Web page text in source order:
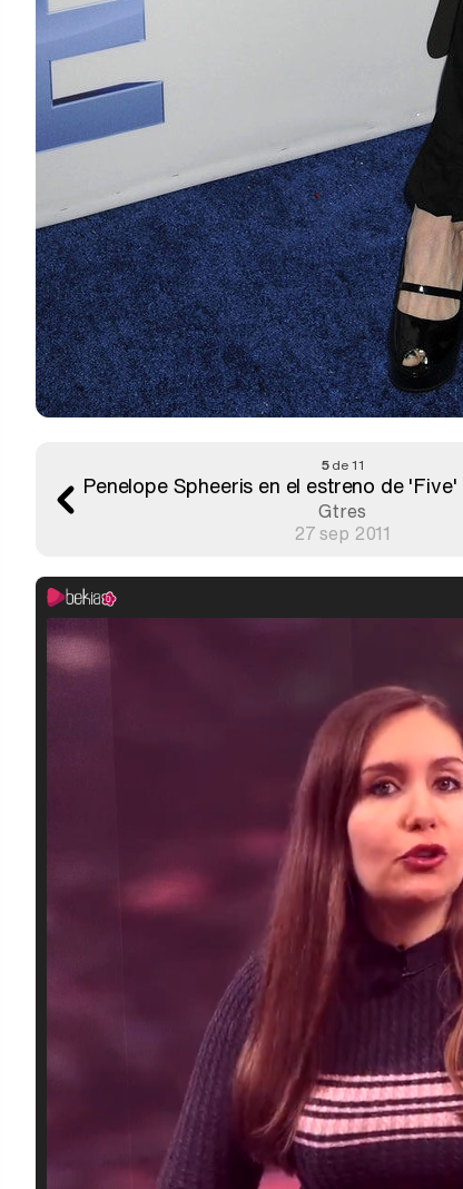
5de 11
Penelope Spheeris en el estreno de
Gtres
27 sep 2011